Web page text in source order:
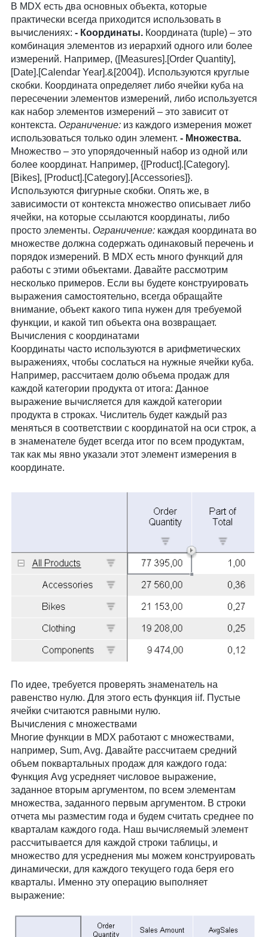
В MDX есть два основных объекта, которые
практически всегда приходится использовать в
вычислениях: - Координаты. Координата (tuple) – это
комбинация элементов из иерархий одного или более
измерений. Например, ([Measures].[Order Quantity],
[Date].[Calendar Year].&[2004]). Используются круглые
скобки. Координата определяет либо ячейки куба на
пересечении элементов измерений, либо используется
как набор элементов измерений – это зависит от
контекста. Ограничение:из каждого измерения может
использоваться только один элемент. - Множества.
Множество – это упорядоченный набор из одной или
более координат. Например, {[Product].[Category].
[Bikes], [Product].[Category].[Accessories]}.
Используются фигурные скобки. Опять же, в
зависимости от контекста множество описывает либо
ячейки, на которые ссылаются координаты, либо
просто элементы. Ограничение:каждая координата во
множестве должна содержать одинаковый перечень и
порядок измерений. В MDX есть много функций для
работы с этими объектами. Давайте рассмотрим
несколько примеров. Если вы будете конструировать
выражения самостоятельно, всегда обращайте
внимание, объект какого типа нужен для требуемой
функции, и какой тип объекта она возвращает.
Вычисления с координатами
Координаты часто используются в арифметических
выражениях, чтобы сослаться на нужные ячейки куба.
Например, рассчитаем долю объема продаж для
каждой категории продукта от итога: Данное
выражение вычисляется для каждой категории
продукта в строках. Числитель будет каждый раз
меняться в соответствии с координатой на оси строк, а
в знаменателе будет всегда итог по всем продуктам,
так как мы явно указали этот элемент измерения в
координате.
По идее, требуется проверять знаменатель на
равенство нулю. Для этого есть функция iif. Пустые
ячейки считаются равными нулю.
Вычисления с множествами
Многие функции в MDX работают с множествами,
например, Sum, Avg. Давайте рассчитаем средний
объем поквартальных продаж для каждого года:
Функция Avg усредняет числовое выражение,
заданное вторым аргументом, по всем элементам
множества, заданного первым аргументом. В строки
отчета мы разместим года и будем считать среднее по
кварталам каждого года. Наш вычисляемый элемент
рассчитывается для каждой строки таблицы, и
множество для усреднения мы можем конструировать
динамически, для каждого текущего года беря его
кварталы. Именно эту операцию выполняет
выражение: